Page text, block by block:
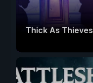
Thick As Thieves